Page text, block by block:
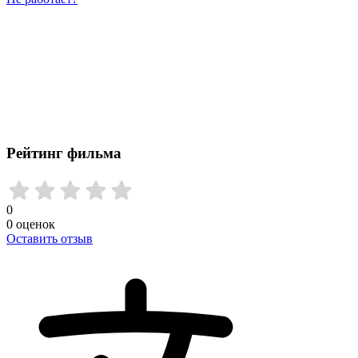
Рейтинг фильма
0
0 оценок
Оставить отзыв